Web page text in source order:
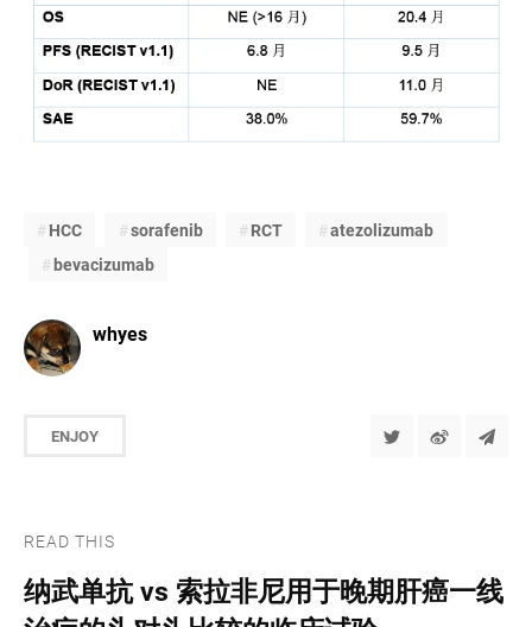
HCC sorafenib RCT
atezolizumab
bevacizumab
whyes
ENJOY
READ THIS
纳武单抗 vs 索拉非尼用于晚期肝癌一线